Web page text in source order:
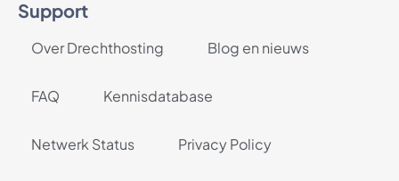
Support
Over Drechthosting Blog en nieuws
FAQ Kennisdatabase
Netwerk Status Privacy Policy